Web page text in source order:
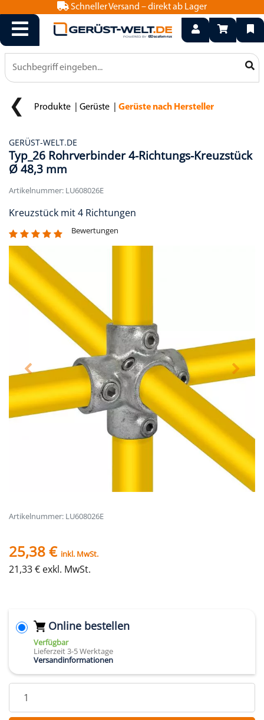
Schneller Versand – direkt ab Lager
0800 15 50 550
info@geruest-welt.de
Produkte Gerüste Gerüste nach Hersteller
GERÜST-WELT.DE
Typ_26 Rohrverbinder 4-Richtungs-Kreuzstück
Ø 48,3 mm
Artikelnummer: LU608026E
Kreuzstück mit 4 Richtungen
Bewertungen
Artikelnummer: LU608026E
25,38 € inkl. MwSt.
21,33 € exkl. MwSt.
Online bestellen
Verfügbar
Lieferzeit 3-5 Werktage
Versandinformationen